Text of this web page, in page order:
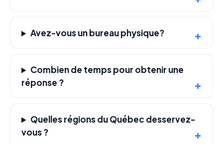
Avez-vous un bureau physique?
Combien de temps pour obtenir une
réponse ?
Quelles régions du Québec desservez-
vous ?